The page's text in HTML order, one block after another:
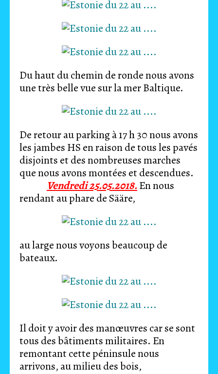
Du haut du chemin de ronde nous avons
une très belle vue sur la mer Baltique.
De retour au parking à 17 h 30 nous avons
les jambes HS en raison de tous les pavés
disjoints et des nombreuses marches
que nous avons montées et descendues.
Vendredi 25.05.2018. En nous
rendant au phare de Sääre,
au large nous voyons beaucoup de
bateaux.
Il doit y avoir des manœuvres car se sont
tous des bâtiments militaires. En
remontant cette péninsule nous
arrivons, au milieu des bois,